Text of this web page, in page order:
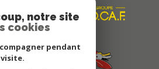
notre site
cookies
pendant